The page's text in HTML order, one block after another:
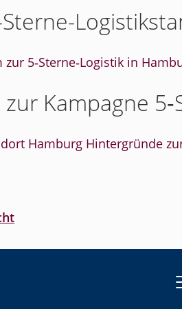
5‑Sterne‑Logistik in
Kampagne
Hamburg Hintergründe